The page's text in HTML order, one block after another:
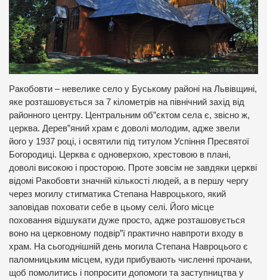
Ракобовти – невелике село у Буському районі на Львівщині,
яке розташовується за 7 кілометрів на північний захід від
районного центру. Центральним об”єктом села є, звісно ж,
церква. Дерев”яний храм є доволі молодим, адже звели
його у 1937 році, і освятили під титулом Успіння Пресвятої
Богородиці. Церква є одноверхою, хрестовою в плані,
доволі високою і просторою. Проте зовсім не завдяки церкві
відомі Ракобовти значній кількості людей, а в першу чергу
через могилу стигматика Степана Навроцького, який
заповідав поховати себе в цьому селі. Його місце
поховання відшукати дуже просто, адже розташовується
воно на церковному подвір”ї практично навпроти входу в
храм. На сьогоднішній день могила Степана Навроцього є
паломницьким місцем, куди прибувають численні прочани,
щоб помолитись і попросити допомоги та заступництва у